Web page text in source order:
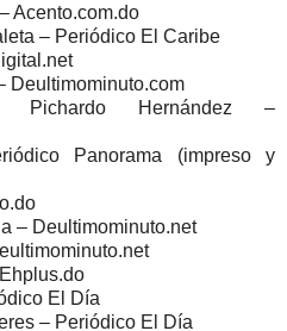
Acento.com.do
– Periódico El Caribe
Deultimominuto.com
Pichardo Hernández –
Panorama (impreso y
– Deultimominuto.net
El Día
– Periódico El Día